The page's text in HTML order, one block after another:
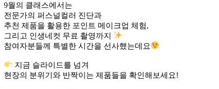
9월의 클래스에서는
전문가의 퍼스널컬러 진단과
추천 제품을 활용한 포인트 메이크업 체험,
그리고 인생네컷 무료 촬영까지
참여자분들께 특별한 시간을 선사했는데요
지금 슬라이드를 넘겨
현장의 분위기와 반짝이는 제품들을 확인해보세요!